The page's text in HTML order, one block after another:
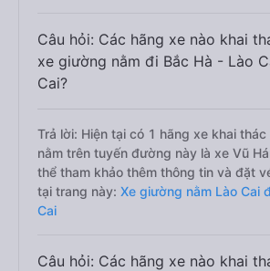
Câu hỏi: Các hãng xe nào khai
xe giường nằm đi Bắc Hà - Lào
Cai?
Trả lời: Hiện tại có 1 hãng xe khai
nằm trên tuyến đường này là xe Vũ
thể tham khảo thêm thông tin và đặt
tại trang này: Xe giường nằm Lào Cai
Cai
Câu hỏi: Các hãng xe nào khai